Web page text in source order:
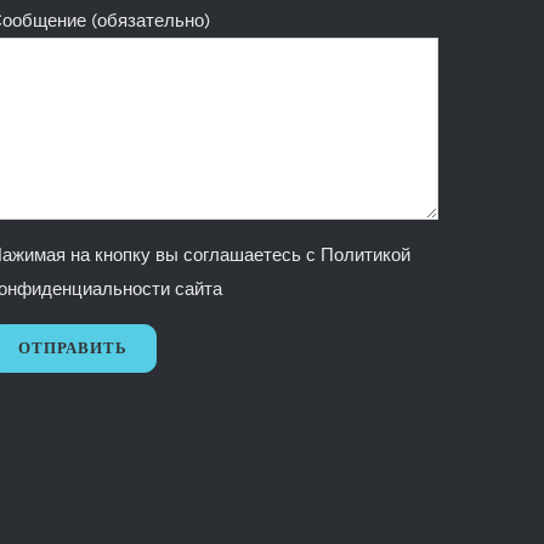
(обязательно)
на кнопку вы соглашаетесь с Политикой
сайта